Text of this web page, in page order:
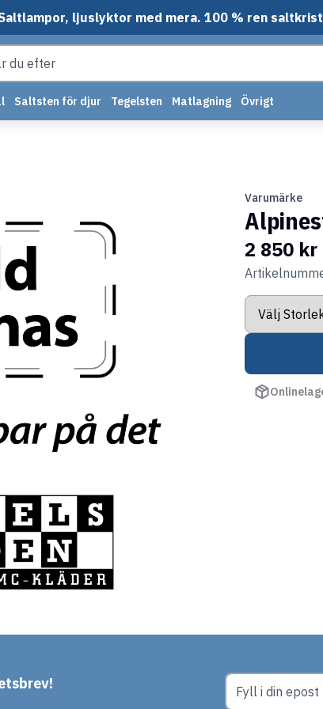
ljuslyktor med mera. 100 % ren
Saltsten för djur Tegelsten Matlagning Övrigt
Varumärke
2 850 kr